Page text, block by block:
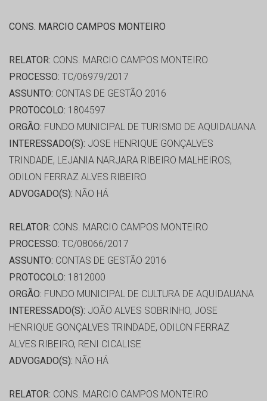
CONS. MARCIO CAMPOS MONTEIRO
RELATOR: CONS. MARCIO CAMPOS MONTEIRO
PROCESSO: TC/06979/2017
ASSUNTO: CONTAS DE GESTÃO 2016
PROTOCOLO: 1804597
ORGÃO: FUNDO MUNICIPAL DE TURISMO DE AQUIDAUANA
INTERESSADO(S): JOSE HENRIQUE GONÇALVES
TRINDADE, LEJANIA NARJARA RIBEIRO MALHEIROS,
ODILON FERRAZ ALVES RIBEIRO
ADVOGADO(S): NÃO HÁ
RELATOR: CONS. MARCIO CAMPOS MONTEIRO
PROCESSO: TC/08066/2017
ASSUNTO: CONTAS DE GESTÃO 2016
PROTOCOLO: 1812000
ORGÃO: FUNDO MUNICIPAL DE CULTURA DE AQUIDAUANA
INTERESSADO(S): JOÃO ALVES SOBRINHO, JOSE
HENRIQUE GONÇALVES TRINDADE, ODILON FERRAZ
ALVES RIBEIRO, RENI CICALISE
ADVOGADO(S): NÃO HÁ
RELATOR: CONS. MARCIO CAMPOS MONTEIRO